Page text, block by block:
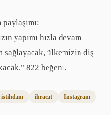
yapımı hızla devam
sağlayacak, ülkemizin diş
822 beğeni.
istihdam ihracat
Instagram